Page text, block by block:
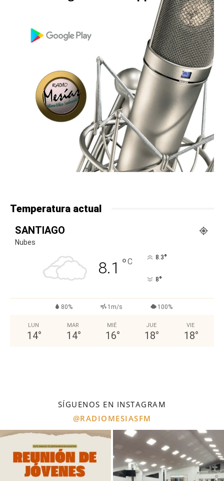
Temperatura actual
SANTIAGO
Nubes
8.1 °C 8.3°
8°
80% 1m/s 100%
LUN
14°
MAR
14°
MIÉ
16°
JUE
18°
VIE
18°
SÍGUENOS EN INSTAGRAM
@RADIOMESIASFM